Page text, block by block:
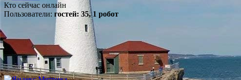
Кто сейчас онлайн
Пользователи: гостей: 35, 1 робот